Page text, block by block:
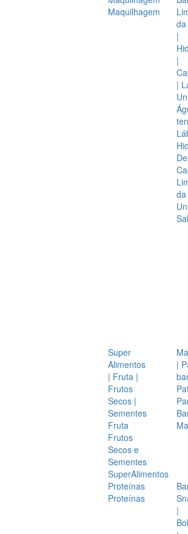
Maquilhagem
|
|
|
Super
Alimentos
| Fruta |
Frutos
Secos |
Sementes
Fruta
Frutos
Secos e
Sementes
SuperAlimentos
|
Proteínas
Proteínas
|